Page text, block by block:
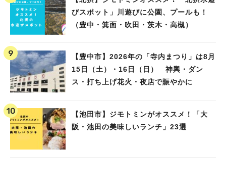
びスポット」川遊びに公園、プールも！
（豊中・箕面・吹田・茨木・高槻）
【豊中市】2026年の「寺内まつり」は8月
15日（土）・16日（日） 神輿・ダン
ス・打ち上げ花火・夜店で賑やかに
【池田市】ジモトミンがオススメ！「大
阪・池田の美味しいランチ」23選